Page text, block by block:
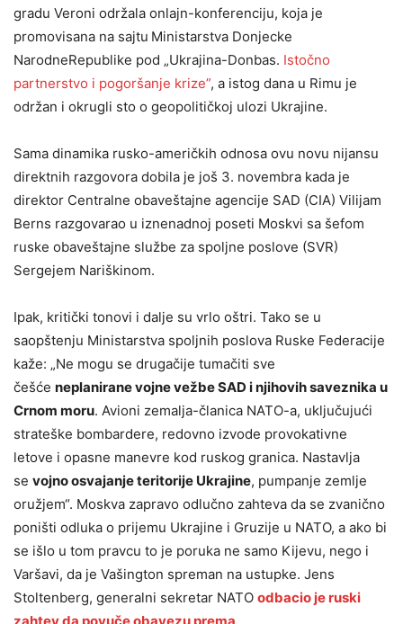
gradu Veroni održala onlajn-konferenciju, koja je
promovisana na sajtu Ministarstva Donjecke
NarodneRepublike pod „Ukrajina-Donbas. Istočno
partnerstvo i pogoršanje krize”, a istog dana u Rimu je
održan i okrugli sto o geopolitičkoj ulozi Ukrajine.
Sama dinamika rusko-američkih odnosa ovu novu nijansu
direktnih razgovora dobila je još 3. novembra kada je
direktor Centralne obaveštajne agencije SAD (CIA) Vilijam
Berns razgovarao u iznenadnoj poseti Moskvi sa šefom
ruske obaveštajne službe za spoljne poslove (SVR)
Sergejem Nariškinom.
Ipak, kritički tonovi i dalje su vrlo oštri. Tako se u
saopštenju Ministarstva spoljnih poslova Ruske Federacije
kaže: „Ne mogu se drugačije tumačiti sve
češće neplanirane vojne vežbe SAD i njihovih saveznika u
Crnom moru. Avioni zemalja-članica NATO-a, uključujući
strateške bombardere, redovno izvode provokativne
letove i opasne manevre kod ruskog granica. Nastavlja
se vojno osvajanje teritorije Ukrajine, pumpanje zemlje
oružjem“. Moskva zapravo odlučno zahteva da se zvanično
poništi odluka o prijemu Ukrajine i Gruzije u NATO, a ako bi
se išlo u tom pravcu to je poruka ne samo Kijevu, nego i
Varšavi, da je Vašington spreman na ustupke. Jens
Stoltenberg, generalni sekretar NATO odbacio je ruski